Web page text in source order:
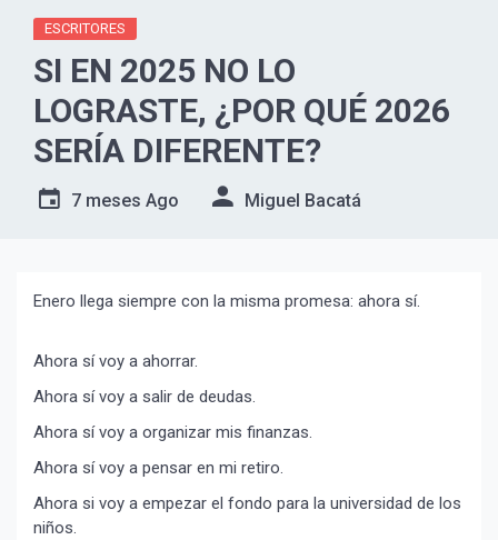
ESCRITORES
SI EN 2025 NO LO
LOGRASTE, ¿POR QUÉ 2026
SERÍA DIFERENTE?
7 meses Ago Miguel Bacatá
Enero llega siempre con la misma promesa: ahora sí.
Ahora sí voy a ahorrar.
Ahora sí voy a salir de deudas.
Ahora sí voy a organizar mis finanzas.
Ahora sí voy a pensar en mi retiro.
Ahora si voy a empezar el fondo para la universidad de los
niños.